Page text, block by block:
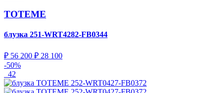
TOTEME
блузка 251-WRT4282-FB0344
₽ 56 200 ₽ 28 100
-50%
42